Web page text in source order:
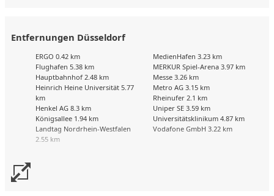
Entfernungen Düsseldorf
ERGO 0.42 km
Flughafen 5.38 km
Hauptbahnhof 2.48 km
Heinrich Heine Universität 5.77
km
Henkel AG 8.3 km
Königsallee 1.94 km
Landtag Nordrhein-Westfalen
2.55 km
MedienHafen 3.23 km
MERKUR Spiel-Arena 3.97 km
Messe 3.26 km
Metro AG 3.15 km
Rheinufer 2.1 km
Uniper SE 3.59 km
Universitätsklinikum 4.87 km
Vodafone GmbH 3.22 km